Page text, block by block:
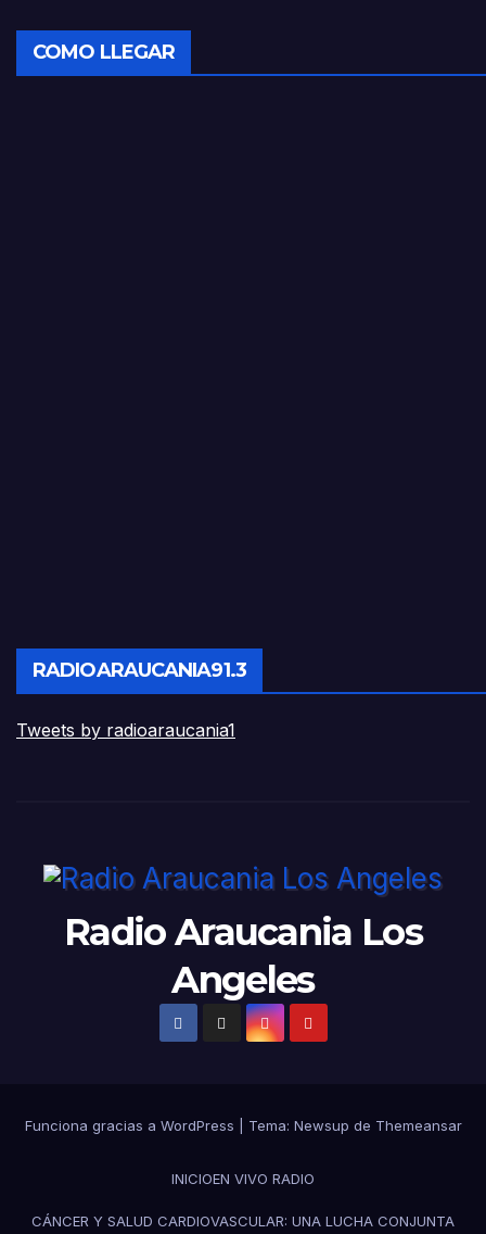
COMO LLEGAR
RADIOARAUCANIA91.3
Tweets by radioaraucania1
Radio Araucania Los
Angeles
Funciona gracias a WordPress Tema: Newsup de Themeansar
INICIOEN VIVO RADIO
CÁNCER Y SALUD CARDIOVASCULAR: UNA LUCHA CONJUNTA